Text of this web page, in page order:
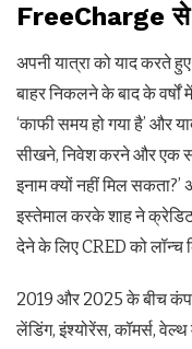
FreeCharge से
अपनी यात्रा को याद
बाहर निकलने के बाद के
‘काफी समय हो गया है’ और
सीखने, निवेश करने और एक
इनाम क्यों नहीं मिल
इस्तेमाल करके शाह ने
देने के लिए CRED को लॉन्च
2019 और 2025 के बीच
लेंडिंग, इंश्योरेंस, कॉमर्स,